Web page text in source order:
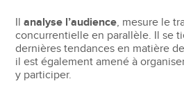
Ilanalyse l’audience, mesure le
concurrentielle en parallèle. Il se
dernières tendances en matière
il est également amené à
y participer.